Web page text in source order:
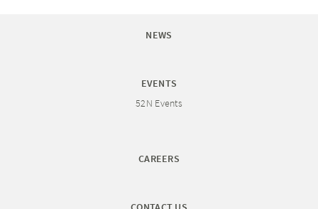
NEWS
EVENTS
52N Events
CAREERS